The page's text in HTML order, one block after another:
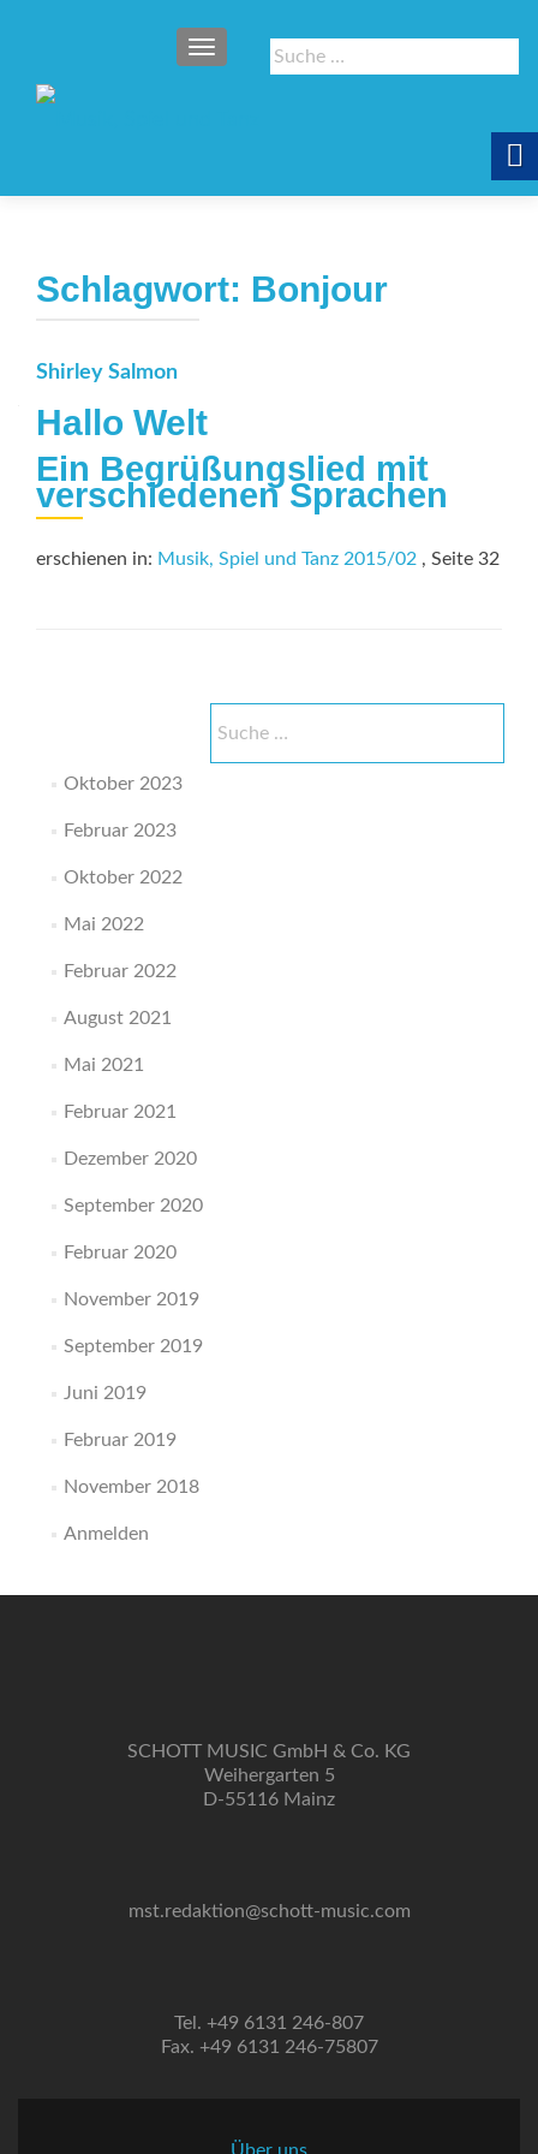
Suche
nach:
SCHALTE NAVIGATION
Schlagwort: Bonjour
Shirley Salmon
Hallo Welt
Ein Begrüßungslied mit
verschiedenen Sprachen
erschienen in: Musik, Spiel und Tanz 2015/02 , Seite 32
nach:
Oktober 2023
Februar 2023
Oktober 2022
Mai 2022
Februar 2022
August 2021
Mai 2021
Februar 2021
Dezember 2020
September 2020
Februar 2020
November 2019
September 2019
Juni 2019
Februar 2019
November 2018
Anmelden
SCHOTT MUSIC GmbH & Co. KG
Weihergarten 5
D-55116 Mainz
mst.redaktion@schott-music.com
Tel. +49 6131 246-807
Fax. +49 6131 246-75807